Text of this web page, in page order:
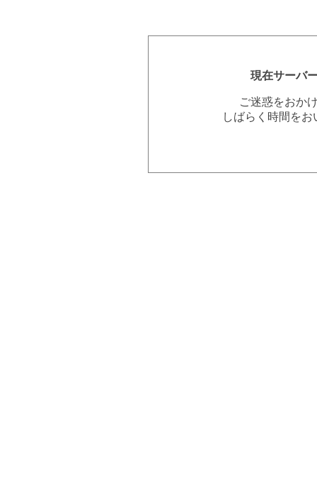
現在サーバ
ご迷惑をおか
しばらく時間を